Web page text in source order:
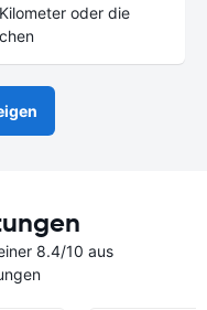
oder die
8.4/10 aus